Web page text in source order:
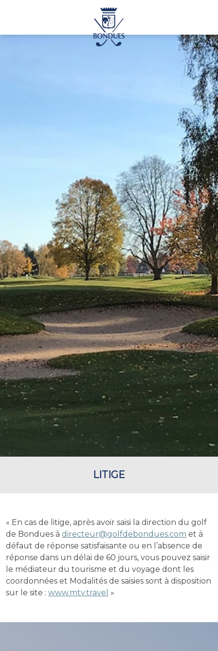
LITIGE
« En cas de litige, après avoir saisi la direction du golf
de Bondues à directeur@golfdebondues.com et à
défaut de réponse satisfaisante ou en l’absence de
réponse dans un délai de 60 jours, vous pouvez saisir
le médiateur du tourisme et du voyage dont les
coordonnées et Modalités de saisies sont à disposition
sur le site : www.mtv.travel »